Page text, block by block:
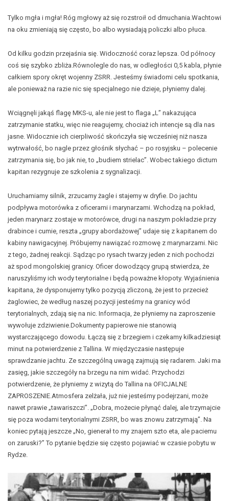
Tylko mgła i mgła! Róg mgłowy aż się rozstroił od dmuchania.Wachtowi
na oku zmieniają się często, bo albo wysiadają policzki albo płuca.
Od kilku godzin przejaśnia się. Widoczność coraz lepsza. Od północy
coś się szybko zbliża.Równolegle do nas, w odległości 0,5 kabla, płynie
całkiem spory okręt wojenny ZSRR. Jesteśmy świadomi celu spotkania,
ale ponieważ na razie nic się specjalnego nie dzieje, płyniemy dalej.
Wciągnęli jakąś flagę MKS-u, ale nie jest to flaga „L” nakazująca
zatrzymanie statku, więc nie reagujemy, chociaż ich intencje są dla nas
jasne. Widocznie ich cierpliwość skończyła się wcześniej niż nasza
wytrwałość, bo nagle przez głośnik słychać – po rosyjsku – polecenie
zatrzymania się, bo jak nie, to „budiem strielac”. Wobec takiego dictum
kapitan rezygnuje ze szkolenia z sygnalizacji.
Uruchamiamy silnik, zrzucamy żagle i stajemy w dryfie. Do jachtu
podpływa motorówka z oficerami i marynarzami. Wchodzą na pokład,
jeden marynarz zostaje w motorówce, drugi na naszym pokładzie przy
drabince i cumie, reszta „grupy abordażowej” udaje się z kapitanem do
kabiny nawigacyjnej. Próbujemy nawiązać rozmowę z marynarzami. Nic
z tego, żadnej reakcji. Sądząc po rysach twarzy jeden z nich pochodzi
aż spod mongolskiej granicy. Oficer dowodzący grupą stwierdza, że
naruszyliśmy ich wody terytorialne i będą poważne kłopoty. Wyjaśnienia
kapitana, że dysponujemy tylko pozycją zliczoną, że jest to przecież
żaglowiec, że według naszej pozycji jesteśmy na granicy wód
terytorialnych, zdają się na nic. Informacja, że płyniemy na zaproszenie
wywołuje zdziwienie.Dokumenty papierowe nie stanowią
wystarczającego dowodu. Łączą się z brzegiem i czekamy kilkadziesiąt
minut na potwierdzenie z Tallina. W międzyczasie następuje
sprawdzanie jachtu. Ze szczególną uwagą zajmują się radarem. Jaki ma
zasięg, jakie szczegóły na brzegu na nim widać. Przychodzi
potwierdzenie, że płyniemy z wizytą do Tallina na OFICJALNE
ZAPROSZENIE.Atmosfera zelżała, już nie jesteśmy podejrzani, może
nawet prawie „tawariszczi”. „Dobra, możecie płynąć dalej, ale trzymajcie
się poza wodami terytorialnymi ZSRR, bo was znowu zatrzymają”. Na
koniec pytają jeszcze „No, gienerał to my znajem szto eta, ale paciemu
on zaruski?” To pytanie będzie się często pojawiać w czasie pobytu w
Rydze.